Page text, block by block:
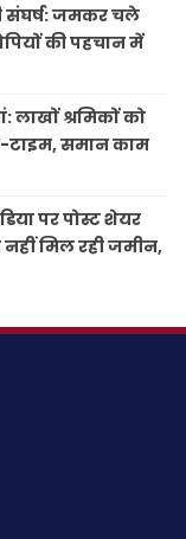
संघर्ष: जमकर चले
की पहचान में
लाखों श्रमिकों को
टाइम, समान काम
पर पोस्ट शेयर
मिल रही जमीन,